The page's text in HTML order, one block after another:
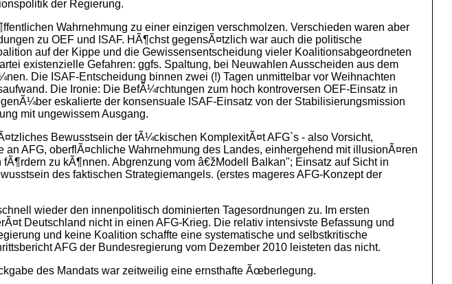
der Regierung.
Wahrnehmung zu einer einzigen verschmolzen. Verschieden waren aber
zu OEF und ISAF. HÃ¶chst gegensÃ¤tzlich war auch die politische
auf der Kippe und die Gewissensentscheidung vieler Koalitionsabgeordneten
existenzielle Gefahren: ggfs. Spaltung, bei Neuwahlen Ausscheiden aus dem
Die ISAF-Entscheidung binnen zwei (!) Tagen unmittelbar vor Weihnachten
Die Ironie: Die BefÃ¼rchtungen zum hoch kontroversen OEF-Einsatz in
eskalierte der konsensuale ISAF-Einsatz von der Stabilisierungsmission
mit ungewissem Ausgang.
Bewusstsein der tÃ¼ckischen KomplexitÃ¤t AFG`s - also Vorsicht,
AFG, oberflÃ¤chliche Wahrnehmung des Landes, einhergehend mit illusionÃ¤ren
zu kÃ¶nnen. Abgrenzung vom â€žModell Balkan"; Einsatz auf Sicht in
des faktischen Strategiemangels. (erstes mageres AFG-Konzept der
wieder den innenpolitisch dominierten Tagesordnungen zu. Im ersten
Deutschland nicht in einen AFG-Krieg. Die relativ intensivste Befassung und
und keine Koalition schaffte eine systematische und selbstkritische
AFG der Bundesregierung vom Dezember 2010 leisteten das nicht.
des Mandats war zeitweilig eine ernsthafte Ãœberlegung.